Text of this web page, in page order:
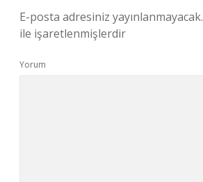
E-posta adresiniz yayınlanmayacak.
ile işaretlenmişlerdir
Yorum